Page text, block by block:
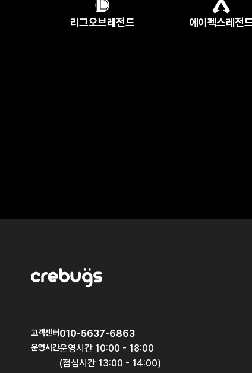
리그오브레전드 에이펙스레전
고객센터010-5637-6863
운영시간운영시간 10:00 - 18:00
(점심시간 13:00 - 14:00)